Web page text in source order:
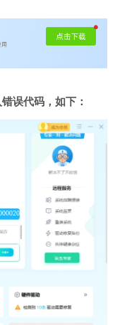
误代码，如下：